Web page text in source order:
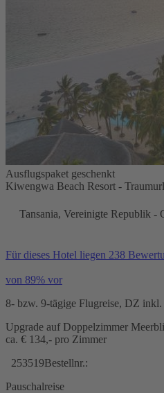
Ausflugspaket geschenkt
Kiwengwa Beach Resort -
Tansania, Vereinigte Republik -
Für dieses Hotel liegen 238
von 89% vor
8- bzw. 9-tägige Flugreise, DZ
Upgrade auf Doppelzimmer
ca. € 134,- pro Zimmer
253519Bestellnr.:
Pauschalreise